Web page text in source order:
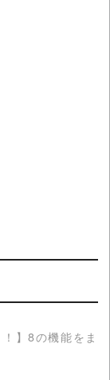
】8の機能をま